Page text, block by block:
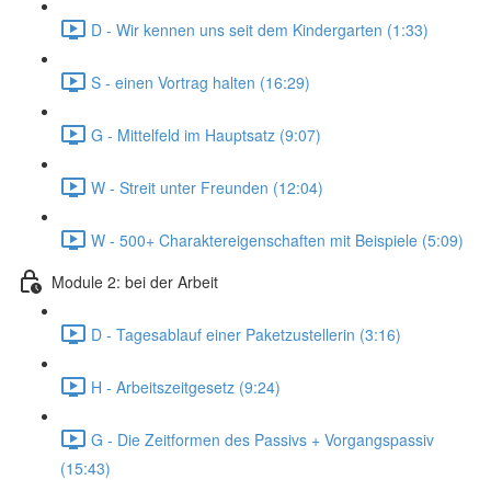
D - Wir kennen uns seit dem Kindergarten (1:33)
S - einen Vortrag halten (16:29)
G - Mittelfeld im Hauptsatz (9:07)
W - Streit unter Freunden (12:04)
W - 500+ Charaktereigenschaften mit Beispiele (5:09)
Module 2: bei der Arbeit
D - Tagesablauf einer Paketzustellerin (3:16)
H - Arbeitszeitgesetz (9:24)
G - Die Zeitformen des Passivs + Vorgangspassiv
(15:43)